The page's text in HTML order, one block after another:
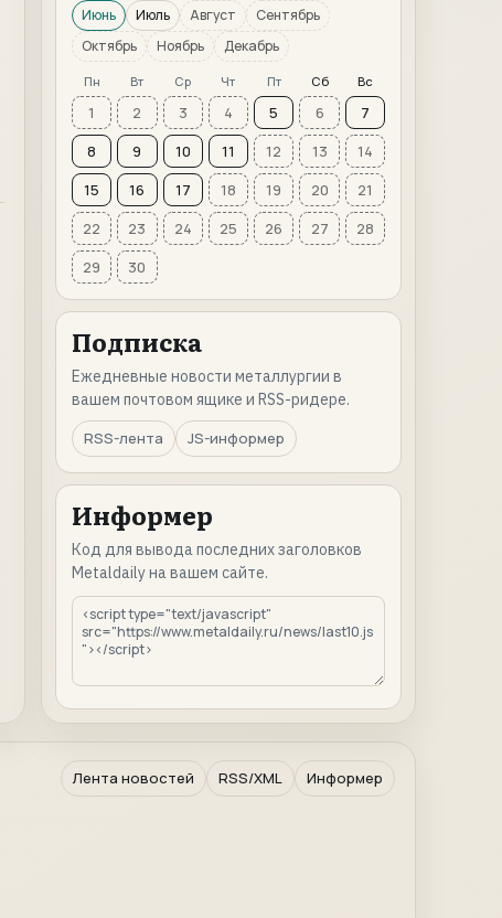
Июнь
Июль Август
Сентябрь
Октябрь
Ноябрь Декабрь
Пн Вт Ср Чт Пт Сб Вс
1 2 3 4 5 6
7
8
9 10 11 12 13
14
15
16 17 18 19 20
21
22
23 24 25 26 27
28
29
30
Подписка
Ежедневные новости металлургии в
вашем почтовом ящике и RSS-ридере.
RSS-лента
JS-информер
Информер
Код для вывода последних заголовков
Metaldaily на вашем сайте.
Лента новостей RSS/XML Информер